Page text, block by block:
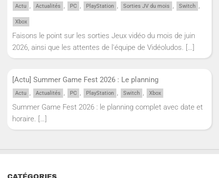
Actu , Actualités , PC , PlayStation , Sorties JV du mois , Switch ,
Xbox
Faisons le point sur les sorties Jeux vidéo du mois de juin
2026, ainsi que les attentes de l'équipe de Vidéoludos. […]
[Actu] Summer Game Fest 2026 : Le planning
Actu , Actualités , PC , PlayStation , Switch , Xbox
Summer Game Fest 2026 : le planning complet avec date et
horaire. […]